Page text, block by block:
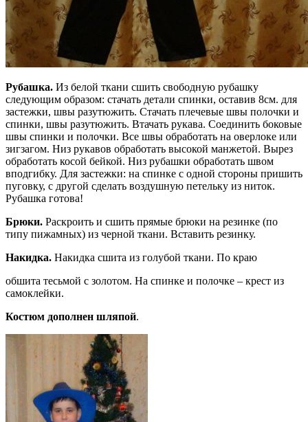
Рубашка. Из белой ткани сшить свободную рубашку
следующим образом: стачать детали спинки, оставив 8см. для
застежки, швы разутюжить. Стачать плечевые швы полочки и
спинки, швы разутюжить. Втачать рукава. Соединить боковые
швы спинки и полочки. Все швы обработать на оверлоке или
зигзагом. Низ рукавов обработать высокой манжетой. Вырез
обработать косой бейкой. Низ рубашки обработать швом
вподгибку. Для застежки: на спинке с одной стороны пришить
пуговку, с другой сделать воздушную петельку из ниток.
Рубашка готова!
Брюки. Раскроить и сшить прямые брюки на резинке (по
типу пижамных) из черной ткани. Вставить резинку.
Накидка. Накидка сшита из голубой ткани. По краю
обшита тесьмой с золотом. На спинке и полочке – крест из
самоклейки.
Костюм дополнен шляпой.